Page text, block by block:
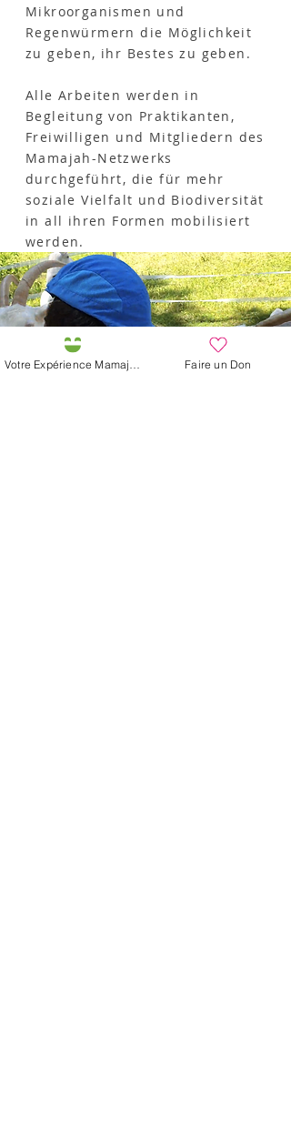
Mikroorganismen und
Regenwürmern die Möglichkeit
zu geben, ihr Bestes zu geben.
Alle Arbeiten werden in
Begleitung von Praktikanten,
Freiwilligen und Mitgliedern des
Mamajah-Netzwerks
durchgeführt, die für mehr
soziale Vielfalt und Biodiversität
in all ihren Formen mobilisiert
werden.
Faire un Don